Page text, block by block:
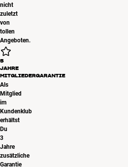
nicht
zuletzt
von
tollen
Angeboten.
5
JAHRE
MITGLIEDERGARANTIE
Als
Mitglied
im
Kundenklub
erhältst
Du
3
Jahre
zusätzliche
Garantie